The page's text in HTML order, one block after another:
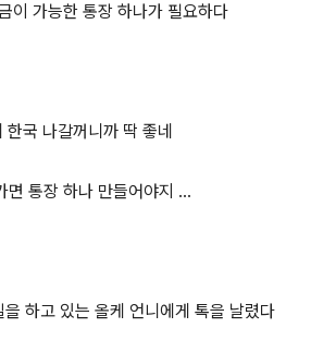
이 가능한 통장 하나가 필요하다
한국 나갈꺼니까 딱 좋네
면 통장 하나 만들어야지 ...
하고 있는 올케 언니에게 톡을 날렸다